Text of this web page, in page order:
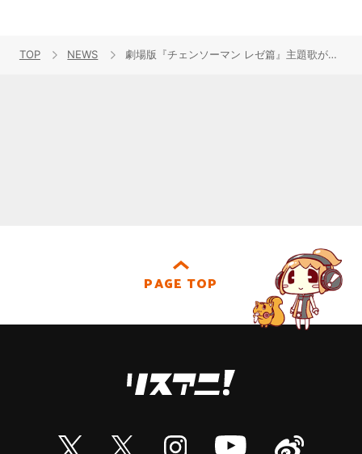
TOP NEWS 劇場版『チェンソーマン レゼ篇』主題歌が、米津玄師「IRIS OUT」に決定！楽曲にのせた本予告公開！
PAGE TOP